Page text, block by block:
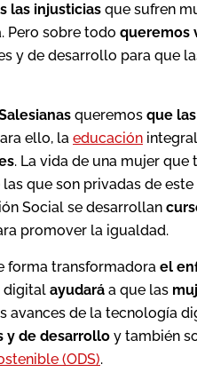
las injusticias que sufren
Pero sobre todo queremos
y de desarrollo para que
queremos que
ello, la educación
. La vida de una mujer
que son privadas de
Social se desarrollan
promover la igualdad.
forma transformadora el
digital ayudará a que las
avances de la tecnología
y de desarrollo y también
(ODS).